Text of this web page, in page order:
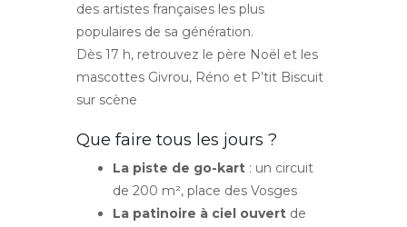
des artistes françaises les plus
populaires de sa génération.
Dès 17 h, retrouvez le père Noël et les
mascottes Givrou, Réno et P’tit Biscuit
sur scène
Que faire tous les jours ?
La piste de go-kart : un circuit
de 200 m², place des Vosges
La patinoire à ciel ouvert de